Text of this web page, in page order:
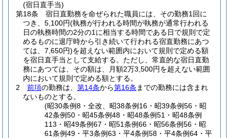
(宿日直手当)
第18条
宿日直勤務を命ぜられた職員には、その勤務1回に
つき、5,100円(執務が行われる時間が執務が通常行われる
日の執務時間の2分の1に相当する時間である日で規則で定
めるものに退庁時から引き続いて行われる宿直勤務にあつ
ては、7,650円)を超えない範囲内において規則で定める額
を宿日直手当として支給する。 ただし、常直的な宿日直勤
務にあつては、その額は、月額2万3,500円を超えない範囲
内において規則で定める額とする。
2
前項の勤務は、 第14条から第16条 までの勤務には含まれ
ないものとする。
(昭30条例8・全改、昭38条例16・昭39条例56・昭
42条例50・昭45条例48・昭48条例51・昭48条例
113・昭49条例67・昭51条例66・昭56条例56・昭
61条例49・平3条例63・平4条例58・平4条例64・平